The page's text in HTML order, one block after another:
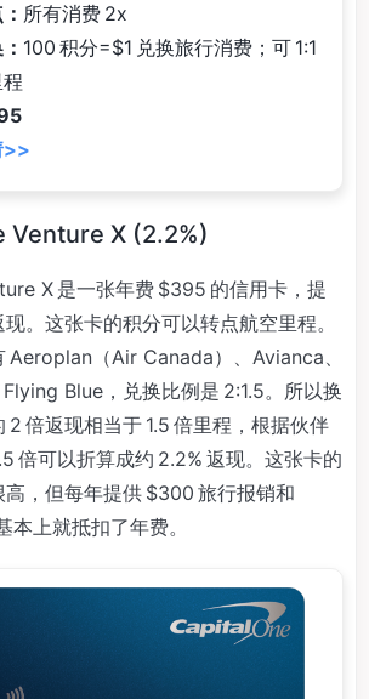
所有消费 2x
100 积分=$1 兑换旅行消费；可 1:1
>>
Venture X (2.2%)
X 是一张年费 $395 的信用卡，提
。这张卡的积分可以转点航空里程。
Aeroplan（Air Canada）、Avianca、
Blue，兑换比例是 2:1.5。所以换
2 倍返现相当于 1.5 倍里程，根据伙伴
倍可以折算成约 2.2% 返现。这张卡的
，但每年提供 $300 旅行报销和
本上就抵扣了年费。